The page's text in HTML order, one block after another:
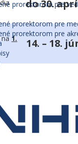
prorektorom pre
prorektorom pre
prorektorom pre
do 30.
na 1.
14. – 18.